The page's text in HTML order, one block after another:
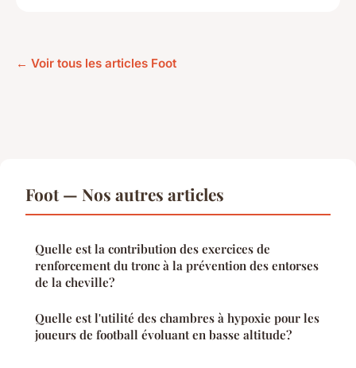
← Voir tous les articles Foot
Foot — Nos autres articles
Quelle est la contribution des exercices de
renforcement du tronc à la prévention des entorses
de la cheville?
Quelle est l'utilité des chambres à hypoxie pour les
joueurs de football évoluant en basse altitude?